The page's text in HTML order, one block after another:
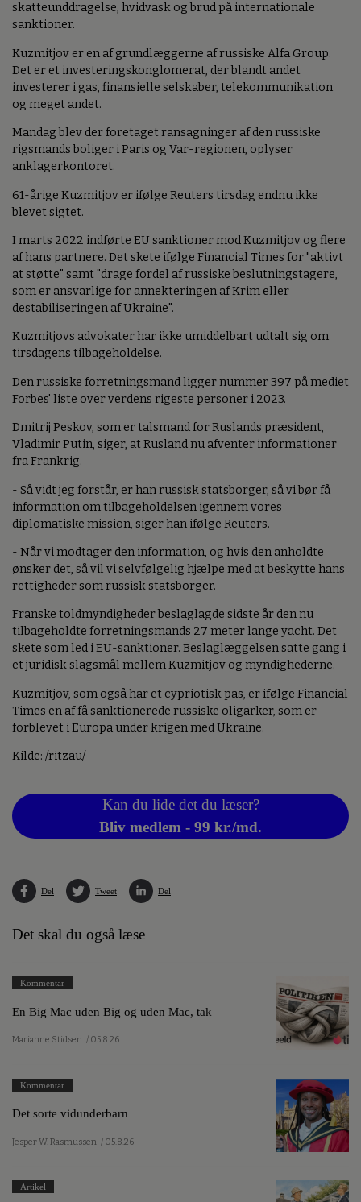
skatteunddragelse, hvidvask og brud på internationale
sanktioner.
Kuzmitjov er en af grundlæggerne af russiske Alfa Group.
Det er et investeringskonglomerat, der blandt andet
investerer i gas, finansielle selskaber, telekommunikation
og meget andet.
Mandag blev der foretaget ransagninger af den russiske
rigsmands boliger i Paris og Var-regionen, oplyser
anklagerkontoret.
61-årige Kuzmitjov er ifølge Reuters tirsdag endnu ikke
blevet sigtet.
I marts 2022 indførte EU sanktioner mod Kuzmitjov og flere
af hans partnere. Det skete ifølge Financial Times for "aktivt
at støtte" samt "drage fordel af russiske beslutningstagere,
som er ansvarlige for annekteringen af Krim eller
destabiliseringen af Ukraine".
Kuzmitjovs advokater har ikke umiddelbart udtalt sig om
tirsdagens tilbageholdelse.
Den russiske forretningsmand ligger nummer 397 på mediet
Forbes' liste over verdens rigeste personer i 2023.
Dmitrij Peskov, som er talsmand for Ruslands præsident,
Vladimir Putin, siger, at Rusland nu afventer informationer
fra Frankrig.
- Så vidt jeg forstår, er han russisk statsborger, så vi bør få
information om tilbageholdelsen igennem vores
diplomatiske mission, siger han ifølge Reuters.
- Når vi modtager den information, og hvis den anholdte
ønsker det, så vil vi selvfølgelig hjælpe med at beskytte hans
rettigheder som russisk statsborger.
Franske toldmyndigheder beslaglagde sidste år den nu
tilbageholdte forretningsmands 27 meter lange yacht. Det
skete som led i EU-sanktioner. Beslaglæggelsen satte gang i
et juridisk slagsmål mellem Kuzmitjov og myndighederne.
Kuzmitjov, som også har et cypriotisk pas, er ifølge Financial
Times en af få sanktionerede russiske oligarker, som er
forblevet i Europa under krigen med Ukraine.
Kilde: /ritzau/
Kan du lide det du læser?
Bliv medlem - 99 kr./md.
Del Tweet Del
Det skal du også læse
Kommentar
En Big Mac uden Big og uden Mac, tak
Marianne Stidsen / 05.8.26
Kommentar
Det sorte vidunderbarn
Jesper W. Rasmussen / 05.8.26
Artikel